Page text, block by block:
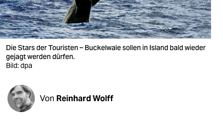
wahrheit
verlag
verlag
shop
fragen & hilfe
Die Stars der Touristen – Buckelwale sollen in Island bald wieder
gejagt werden dürfen.
Bild: dpa
Von Reinhard Wolff